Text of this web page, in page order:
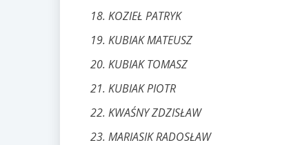
KOZIEŁ PATRYK
KUBIAK MATEUSZ
KUBIAK TOMASZ
KUBIAK PIOTR
KWAŚNY ZDZISŁAW
MARIASIK RADOSŁAW